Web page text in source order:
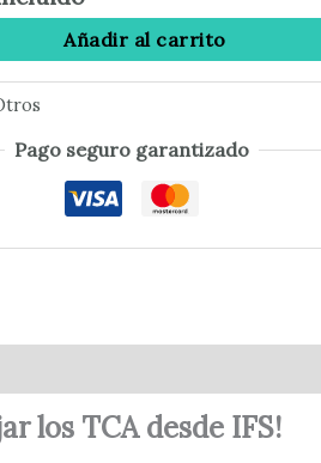
Añadir al carrito
Pago seguro garantizado
los TCA desde IFS!